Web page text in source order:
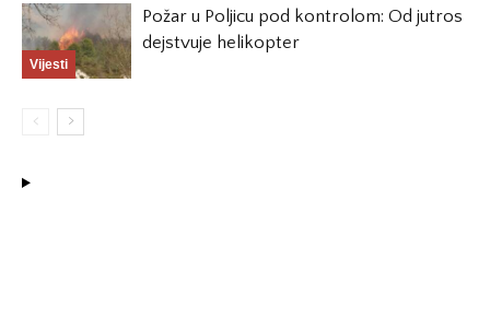
Vijesti
Požar u Poljicu pod kontrolom: Od jutros
dejstvuje helikopter